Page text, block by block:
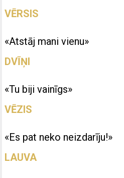
VĒRSIS
«Atstāj mani vienu»
DVĪŅI
«Tu biji vainīgs»
VĒZIS
«Es pat neko neizdarīju!»
LAUVA